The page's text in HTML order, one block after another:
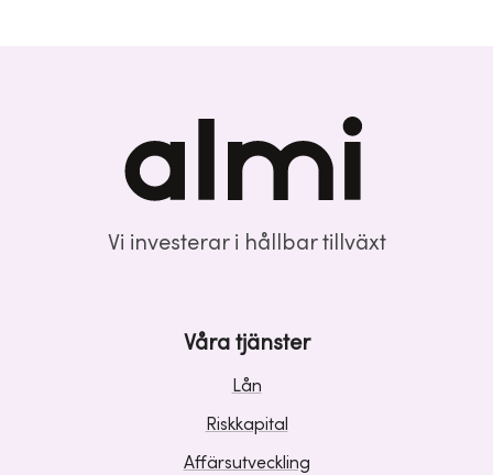
Vi investerar i hållbar tillväxt
Våra tjänster
Lån
Riskkapital
Affärsutveckling